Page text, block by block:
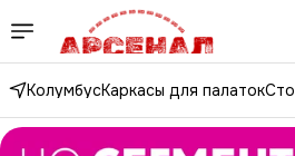
КолумбусКаркасы для палаток